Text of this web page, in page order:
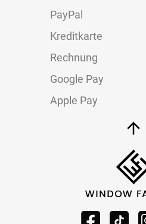
PayPal
Kreditkarte
Rechnung
Google Pay
Apple Pay